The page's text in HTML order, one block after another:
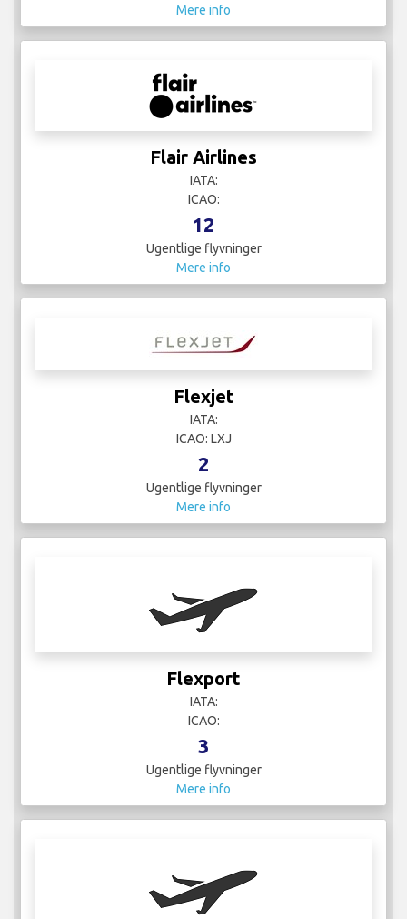
Mere info
Flair Airlines
IATA:
ICAO:
12
Ugentlige flyvninger
Mere info
Flexjet
IATA:
ICAO: LXJ
2
Ugentlige flyvninger
Mere info
Flexport
IATA:
ICAO:
3
Ugentlige flyvninger
Mere info